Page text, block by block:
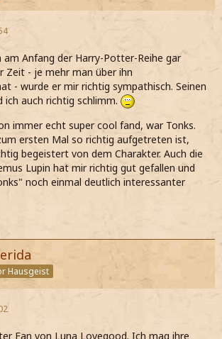
am Anfang der Harry-Potter-Reihe gar
Zeit - je mehr man über ihn
- wurde er mir richtig sympathisch. Seinen
ich auch richtig schlimm.
immer echt super cool fand, war Tonks.
ersten Mal so richtig aufgetreten ist,
begeistert von dem Charakter. Auch die
Lupin hat mir richtig gut gefallen und
noch einmal deutlich interessanter
Hausgeist
Fan von Luna Lovegood. Ich mag ihre